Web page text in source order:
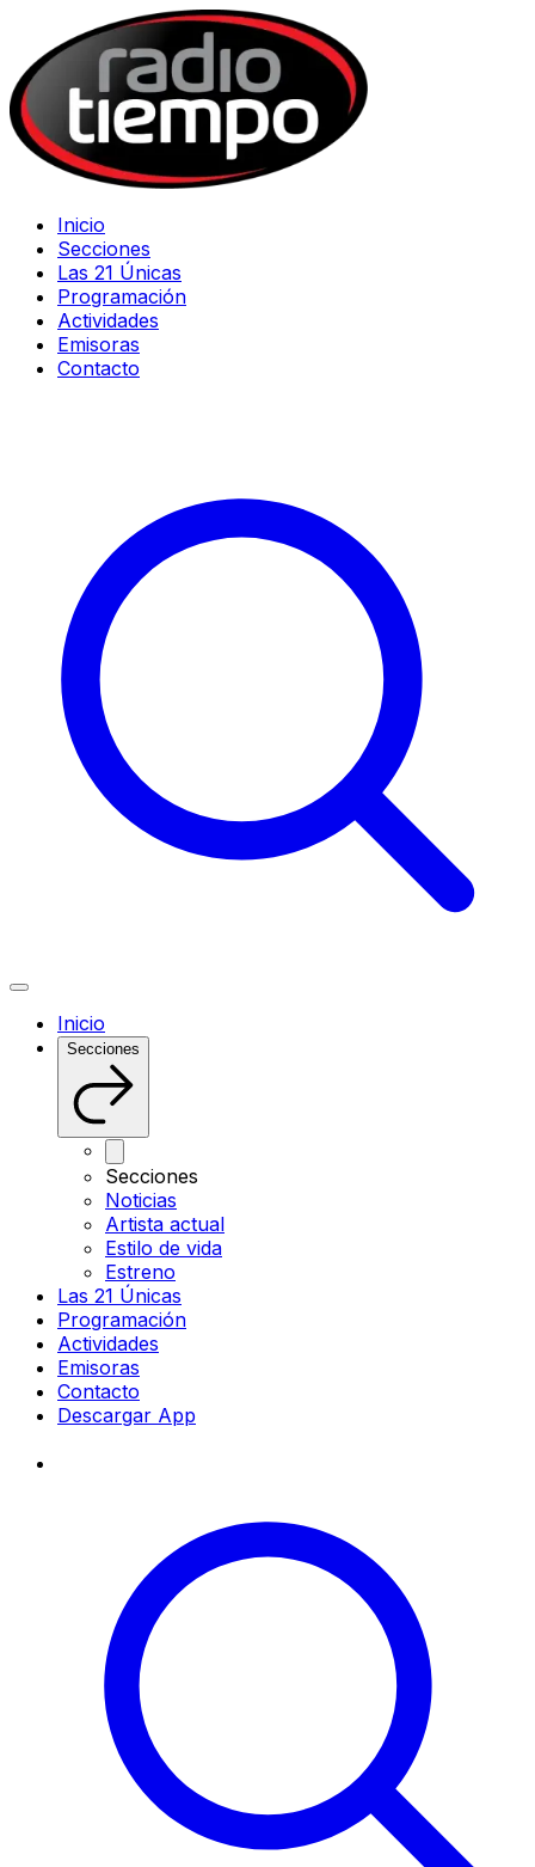
Inicio
Secciones
Las 21 Únicas
Programación
Actividades
Emisoras
Contacto
Inicio
Secciones
Secciones
Noticias
Artista actual
Estilo de vida
Estreno
Las 21 Únicas
Programación
Actividades
Emisoras
Contacto
Descargar App